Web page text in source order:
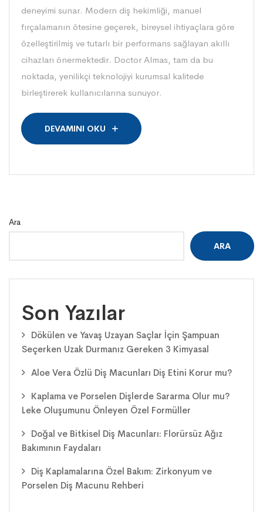
deneyimi sunar. Modern diş hekimliği, manuel
fırçalamanın ötesine geçerek, bireysel ihtiyaçlara göre
özelleştirilmiş ve tutarlı bir performans sağlayan akıllı
cihazları önermektedir. Doctor Almas, tam da bu
noktada, yenilikçi teknolojiyi kurumsal kalitede
birleştirerek kullanıcılarına sunuyor.
DEVAMINI OKU
Ara
ARA
Son Yazılar
Dökülen ve Yavaş Uzayan Saçlar İçin Şampuan
Seçerken Uzak Durmanız Gereken 3 Kimyasal
Aloe Vera Özlü Diş Macunları Diş Etini Korur mu?
Kaplama ve Porselen Dişlerde Sararma Olur mu?
Leke Oluşumunu Önleyen Özel Formüller
Doğal ve Bitkisel Diş Macunları: Florürsüz Ağız
Bakımının Faydaları
Diş Kaplamalarına Özel Bakım: Zirkonyum ve
Porselen Diş Macunu Rehberi